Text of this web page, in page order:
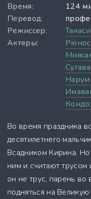
Время:
124
Перевод:
Режиссер:
Актеры:
Кондо,
Во время праздника
десятилетнего
Всадником Кирина.
ним и считают трусом
он не трус, парень во
подняться на Великую